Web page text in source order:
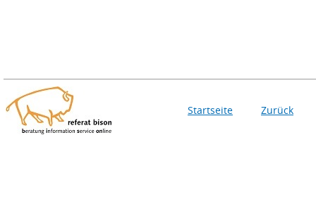
Startseite Zurück